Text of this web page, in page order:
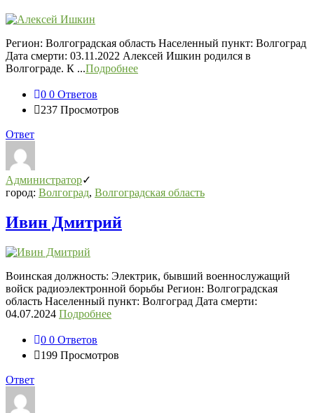
Регион: Волгоградская область Населенный пункт: Волгоград
Дата смерти: 03.11.2022 Алексей Ишкин родился в
Волгограде. К ...Подробнее
0 0 Ответов
237 Просмотров
Ответ
Администратор
город: Волгоград, Волгоградская область
Ивин Дмитрий
Воинская должность: Электрик, бывший военнослужащий
войск радиоэлектронной борьбы Регион: Волгоградская
область Населенный пункт: Волгоград Дата смерти:
04.07.2024 Подробнее
0 0 Ответов
199 Просмотров
Ответ